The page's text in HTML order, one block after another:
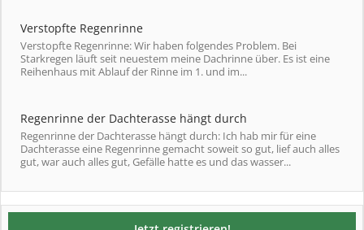
Verstopfte Regenrinne
Verstopfte Regenrinne: Wir haben folgendes Problem. Bei
Starkregen läuft seit neuestem meine Dachrinne über. Es ist eine
Reihenhaus mit Ablauf der Rinne im 1. und im...
Regenrinne der Dachterasse hängt durch
Regenrinne der Dachterasse hängt durch: Ich hab mir für eine
Dachterasse eine Regenrinne gemacht soweit so gut, lief auch alles
gut, war auch alles gut, Gefälle hatte es und das wasser...